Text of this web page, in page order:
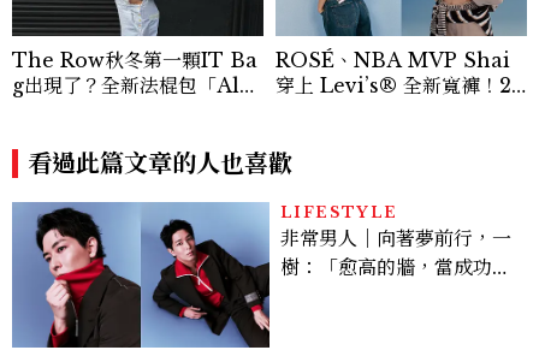
The Row秋冬第一顆IT Ba
g出現了？全新法棍包「Alm
ROSÉ、NBA MVP Shai
穿上 Levi’s® 全新寬褲！20
看過此篇文章的人也喜歡
LIFESTYLE
非常男人｜向著夢前行，一
樹：「愈高的牆，當成功爬